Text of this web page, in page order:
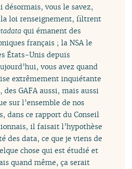
désormais, vous le savez,
la loi renseignement, filtrent
qui émanent des
français ; la NSA le
États-Unis depuis
vous avez quand
extrêmement inquiétante
GAFA aussi, mais aussi
sur l’ensemble de nos
dans ce rapport du Conseil
il faisait l’hypothèse
des data, ce que je viens de
chose qui est étudié et
quand même, ça serait